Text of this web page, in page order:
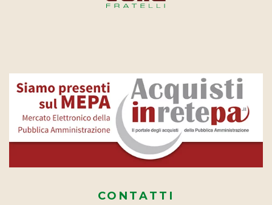
CONTATTI